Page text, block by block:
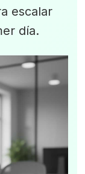
escalar
día.